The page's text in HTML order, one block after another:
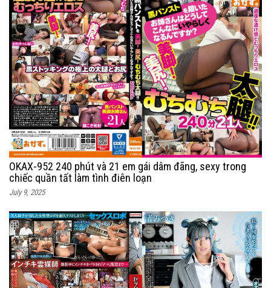
OKAX-952 240 phút và 21 em gái dâm đãng, sexy trong
chiếc quần tất làm tình điên loạn
July 9, 2025